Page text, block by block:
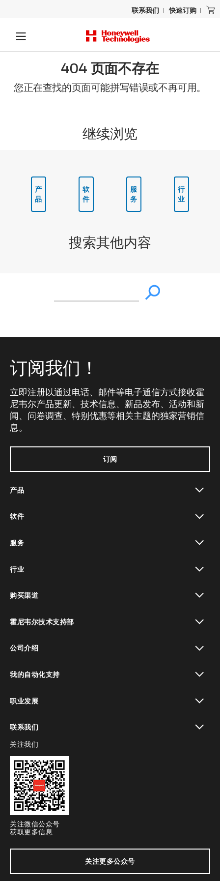
联系我们 快速订购
404 页面不存在
您正在查找的页面可能拼写错误或不再可用。
继续浏览
产
品
软
件
服
务
行
业
搜索其他内容
订阅我们！
立即注册以通过电话、邮件等电子通信方式接收霍
尼韦尔产品更新、技术信息、新品发布、活动和新
闻、问卷调查、特别优惠等相关主题的独家营销信
息。
订阅
产品
软件
服务
行业
购买渠道
霍尼韦尔技术支持部
公司介绍
我的自动化支持
职业发展
联系我们
toggle view
关注我们
关注微信公众号
获取更多信息
关注更多公众号